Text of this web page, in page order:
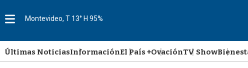
u
Montevideo, T 13° H 95%
Últimas NoticiasInformaciónEl País +OvaciónTV Show